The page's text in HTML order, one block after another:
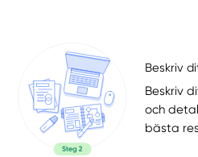
Beskriv
Beskriv
och
bästa